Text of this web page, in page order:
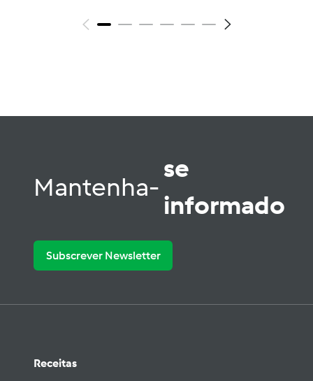
Mantenha-
se
informado
Subscrever Newsletter
Receitas